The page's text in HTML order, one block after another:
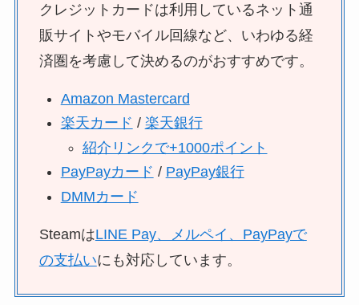
クレジットカードは利用しているネット通
販サイトやモバイル回線など、いわゆる経
済圏を考慮して決めるのがおすすめです。
Amazon Mastercard
楽天カード / 楽天銀行
紹介リンクで+1000ポイント
PayPayカード / PayPay銀行
DMMカード
SteamはLINE Pay、メルペイ、PayPayで
の支払いにも対応しています。